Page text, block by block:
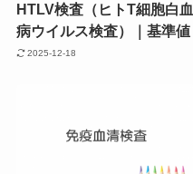
HTLV検査（ヒトT細胞白血
病ウイルス検査）｜基準値
2025-12-18